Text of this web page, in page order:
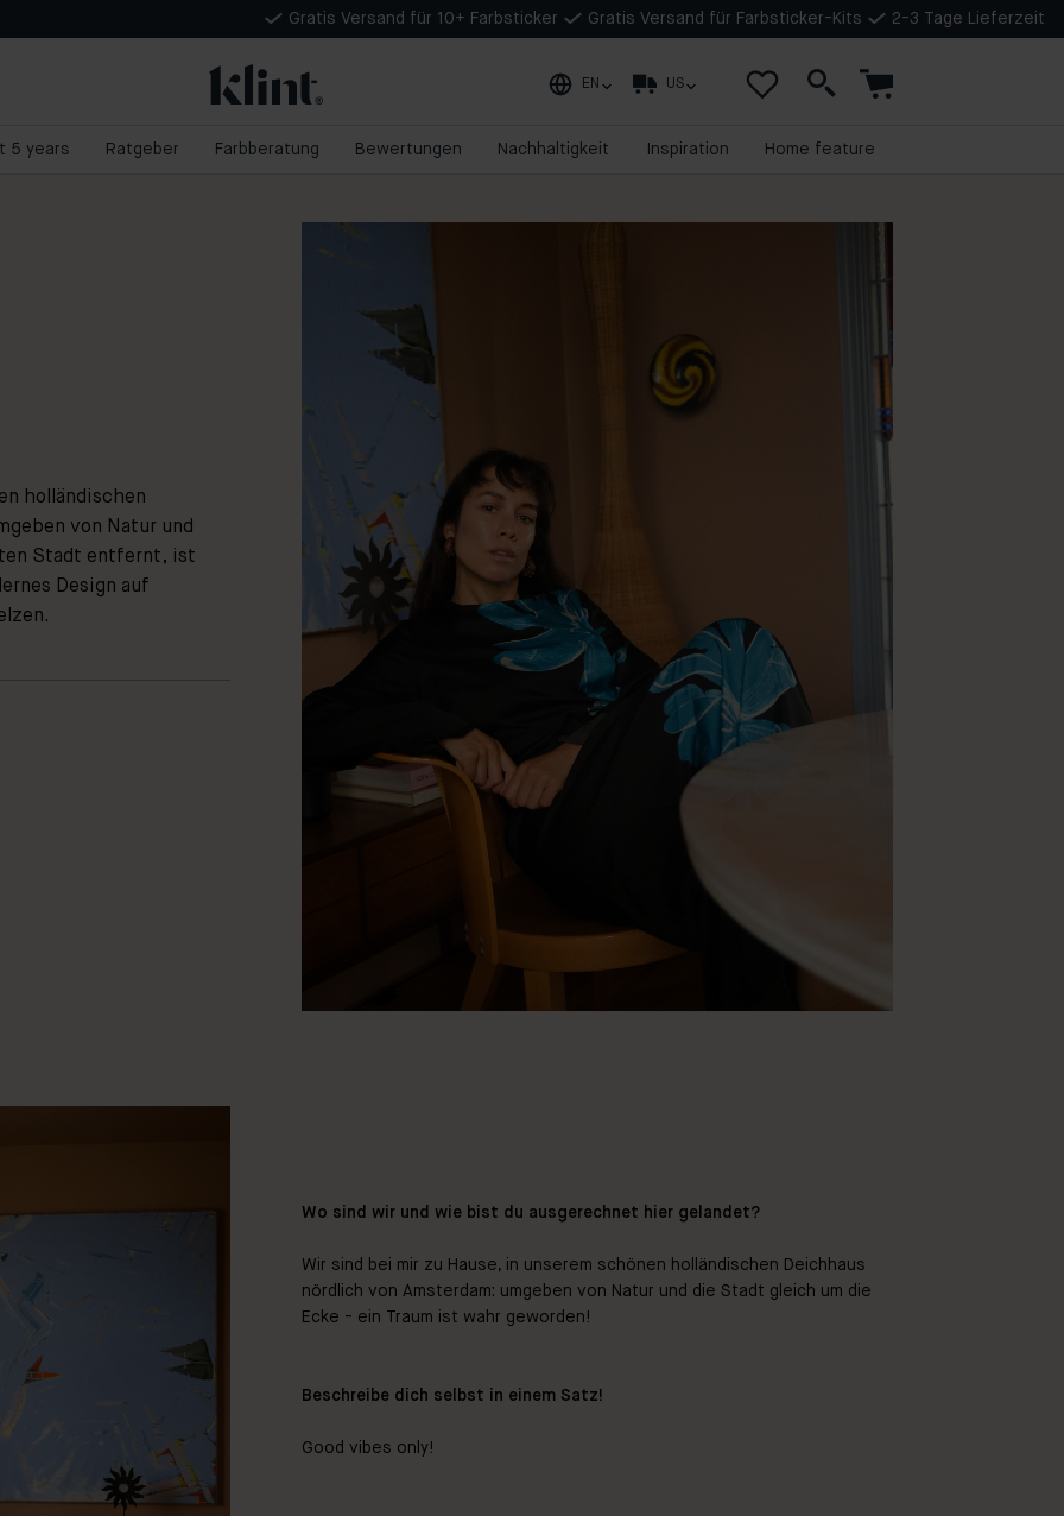
Gratis Versand für 10+ Farbsticker Gratis Versand für Farbsticker-Kits 2-3 Tage Lieferzeit
EN US
5 years Ratgeber Farbberatung Bewertungen Nachhaltigkeit Inspiration Home feature
holländischen
von Natur und
Stadt entfernt, ist
Design auf
Wo sind wir und wie bist du ausgerechnet hier gelandet?
Wir sind bei mir zu Hause, in unserem schönen holländischen Deichhaus
nördlich von Amsterdam: umgeben von Natur und die Stadt gleich um die
Ecke - ein Traum ist wahr geworden!
Beschreibe dich selbst in einem Satz!
Good vibes only!